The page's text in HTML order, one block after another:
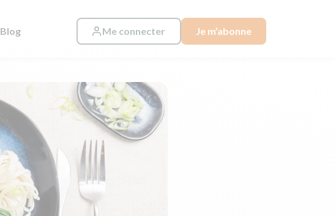
Blog Me connecter Je m’abonne